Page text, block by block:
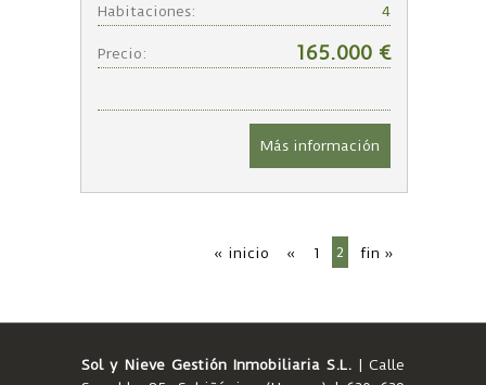
Habitaciones: 4
Precio: 165.000 €
Más información
fin »
2
1
«
« inicio
Sol y Nieve Gestión Inmobiliaria S.L. | Calle